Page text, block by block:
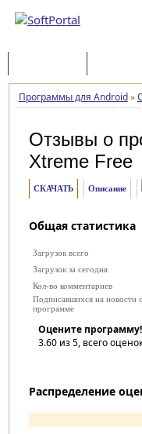
Программы для Android»
Отзывы о
Xtreme Free
СКАЧАТЬ Описание
Общая статистика
Загрузок всего
Загрузок за сегодня
Кол-во комментариев
Подписавшихся на новости о
программе
Оцените программу!
3.60из 5, всего
Распределение